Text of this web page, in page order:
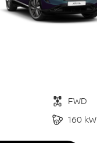
FWD
160 kW